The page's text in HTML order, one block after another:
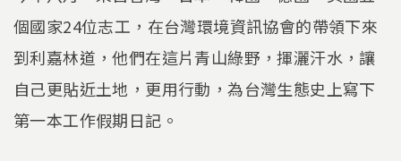
個國家24位志工，在台灣環境資訊協會的帶領下來
到利嘉林道，他們在這片青山綠野，揮灑汗水，讓
自己更貼近土地，更用行動，為台灣生態史上寫下
第一本工作假期日記。